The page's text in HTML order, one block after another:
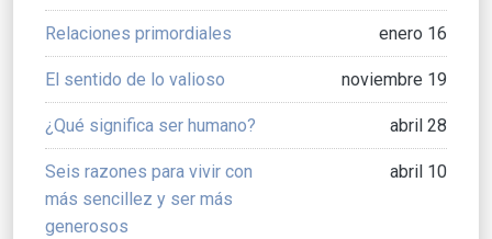
Relaciones primordiales enero 16
El sentido de lo valioso noviembre 19
¿Qué significa ser humano? abril 28
Seis razones para vivir con
más sencillez y ser más
generosos
abril 10